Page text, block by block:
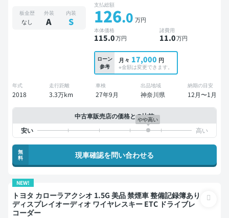
板金歴
なし
外装
A
内装
S
支払総額
126.0 万円
本体価格
115.0万円
諸費用
11.0万円
ローン
参考
月々 17,000 円
※金額は変更できます。
年式
2018
走行距離
3.3万km
車検
27年9月
出品地域
神奈川県
納期の目安
12月〜1月
中古車販売店の価格との比較
やや高い
無
料
現車確認を問い合わせる
NEW!
トヨタ カローラアクシオ 1.5G 美品 禁煙車 整備記録簿あり
ディスプレイオーディオ ワイヤレスキー ETC ドライブレ
コーダー